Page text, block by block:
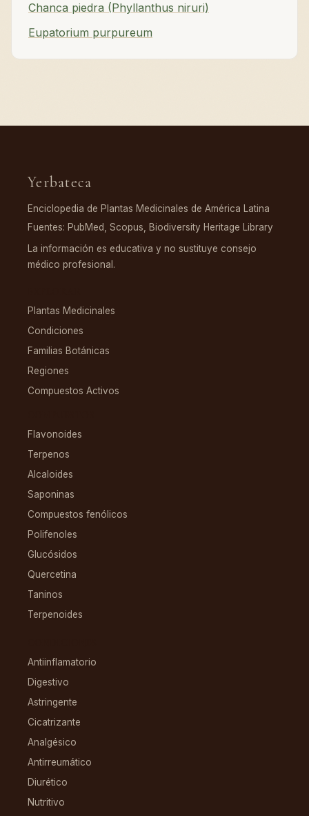
Chanca piedra (Phyllanthus niruri)
Eupatorium purpureum
Yerbateca
Enciclopedia de Plantas Medicinales de América Latina
Fuentes: PubMed, Scopus, Biodiversity Heritage Library
La información es educativa y no sustituye consejo
médico profesional.
Plantas Medicinales
Condiciones
Familias Botánicas
Regiones
Compuestos Activos
Flavonoides
Terpenos
Alcaloides
Saponinas
Compuestos fenólicos
Polifenoles
Glucósidos
Quercetina
Taninos
Terpenoides
Antiinflamatorio
Digestivo
Astringente
Cicatrizante
Analgésico
Antirreumático
Diurético
Nutritivo